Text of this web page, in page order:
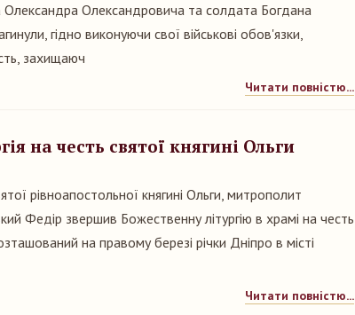
Олександра Олександровича та солдата Богдана
гідно виконуючи свої військові обов'язки,
захищаюч
Читати повністю...
на честь святої княгині Ольги
рівноапостольної княгині Ольги, митрополит
Федір звершив Божественну літургію в храмі на честь
на правому березі річки Дніпро в місті
Читати повністю...